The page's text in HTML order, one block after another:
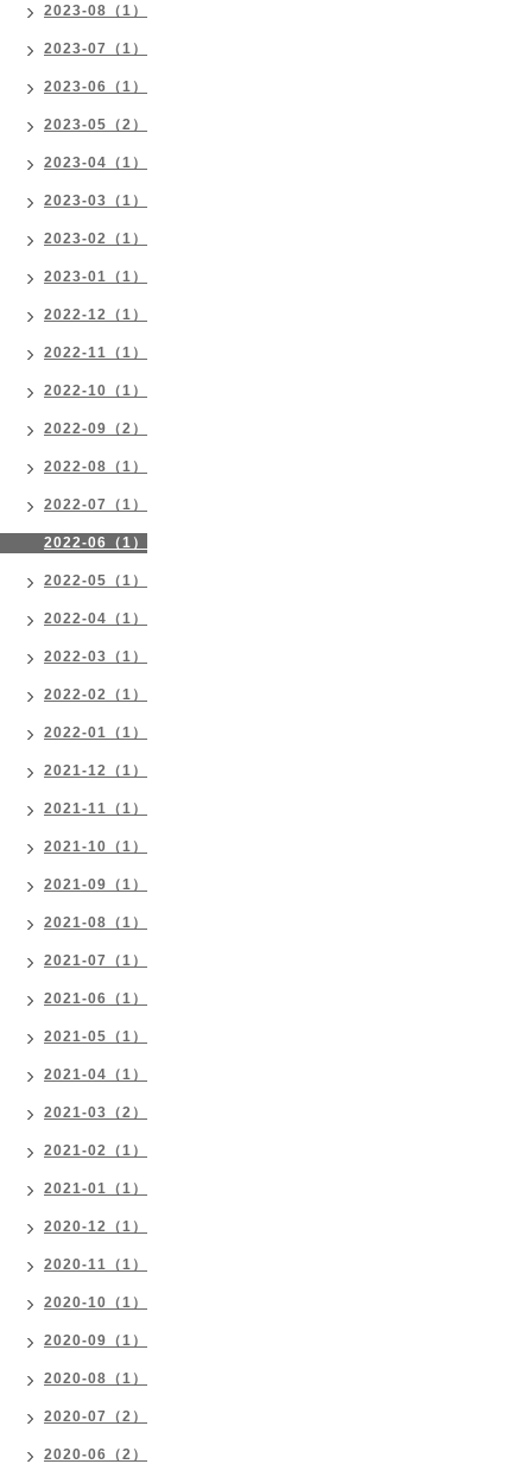
2023-08（1）
2023-07（1）
2023-06（1）
2023-05（2）
2023-04（1）
2023-03（1）
2023-02（1）
2023-01（1）
2022-12（1）
2022-11（1）
2022-10（1）
2022-09（2）
2022-08（1）
2022-07（1）
2022-06（1）
2022-05（1）
2022-04（1）
2022-03（1）
2022-02（1）
2022-01（1）
2021-12（1）
2021-11（1）
2021-10（1）
2021-09（1）
2021-08（1）
2021-07（1）
2021-06（1）
2021-05（1）
2021-04（1）
2021-03（2）
2021-02（1）
2021-01（1）
2020-12（1）
2020-11（1）
2020-10（1）
2020-09（1）
2020-08（1）
2020-07（2）
2020-06（2）